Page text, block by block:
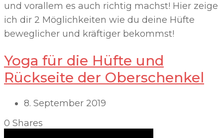
und vorallem es auch richtig machst! Hier zeige
ich dir 2 Möglichkeiten wie du deine Hüfte
beweglicher und kräftiger bekommst!
Yoga für die Hüfte und
Rückseite der Oberschenkel
8. September 2019
0 Shares